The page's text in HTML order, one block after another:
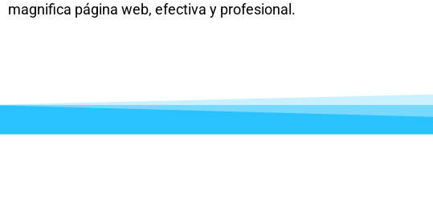
magnifica página web, efectiva y profesional.